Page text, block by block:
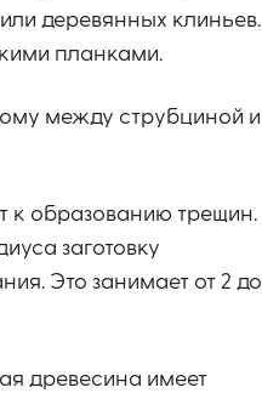
деревянных клиньев.
планками.
между струбциной и
к образованию трещин.
заготовку
Это занимает от 2 до
древесина имеет